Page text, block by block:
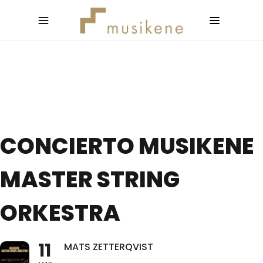
CONCIERTO MUSIKENE
MASTER STRING
ORKESTRA
11 MATS ZETTERQVIST